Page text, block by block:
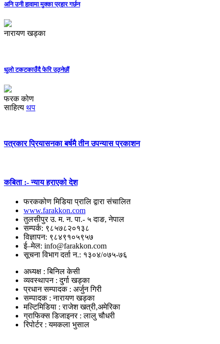
अनि उनी हावामा मुक्का प्रहार गर्छन
नारायण खड्का
धुलो टकटकाउँदै फेरि उठ्नेछौं
फरक कोण
साहित्य थप
पत्रकार प्रियासनका बर्षमै तीन उपन्यास प्रकाशन
कबिता :- न्याय हराएको देश
फरककोण मिडिया प्रालि द्वारा संचालित
www.farakkon.com
तुलसीपुर उ. म. न. पा.- ५ दाङ, नेपाल
सम्पर्क: ९८५७८२०१३८
विज्ञापन: ९८४९१०५९५७
ई–मेल: info@farakkon.com
सूचना विभाग दर्ता न.: १३०४/०७५-७६
अध्यक्ष : बिनिल केसी
व्यवस्थापन : दुर्गा खड्का
प्रधान सम्पादक : अर्जुन गिरी
सम्पादक : नारायण खड्का
मल्टिमिडिया : राजेश खत्री,अमेरिका
ग्राफिक्स डिजाइनर : लालु चौधरी
रिपोर्टर : यमकला भुसाल